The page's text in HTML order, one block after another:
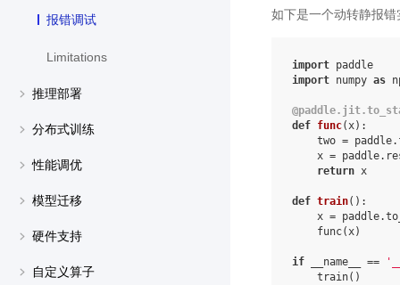
报错调试
Limitations
推理部署
分布式训练
性能调优
模型迁移
硬件支持
自定义算子
如下是一个动转静报
import paddle
import numpy as
@paddle. jit.
def func(x):
two = paddle.
x = paddle.
return x
def train():
x = paddle.
func(x)
if __name__ ==
train()